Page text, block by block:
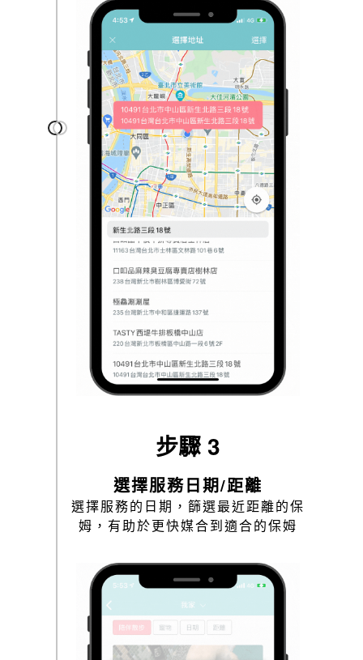
步驟 3
選擇服務日期/距離
選擇服務的日期，篩選最近距離的保
姆，有助於更快媒合到適合的保姆